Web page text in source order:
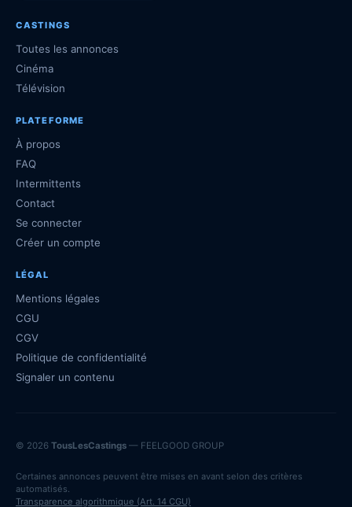
CASTINGS
Toutes les annonces
Cinéma
Télévision
PLATEFORME
À propos
FAQ
Intermittents
Contact
Se connecter
Créer un compte
LÉGAL
Mentions légales
CGU
CGV
Politique de confidentialité
Signaler un contenu
© 2026 TousLesCastings — FEELGOOD GROUP
Certaines annonces peuvent être mises en avant selon des critères
automatisés.
Transparence algorithmique (Art. 14 CGU)